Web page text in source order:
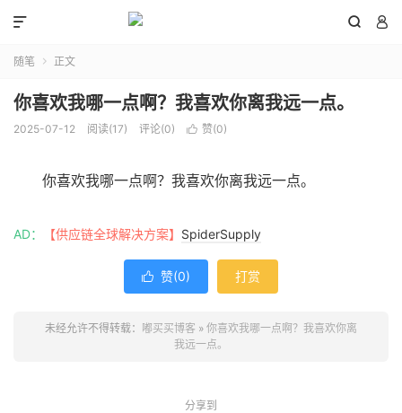
 

随笔  正文
你喜欢我哪一点啊？我喜欢你离我远一点。
2025-07-12 阅读(17) 评论(0)  赞(0)
你喜欢我哪一点啊？我喜欢你离我远一点。
AD： 【供应链全球解决方案】 SpiderSupply
 赞(0) 打赏
未经允许不得转载： 嘟买买博客 » 你喜欢我哪一点啊？我喜欢你离
我远一点。
分享到